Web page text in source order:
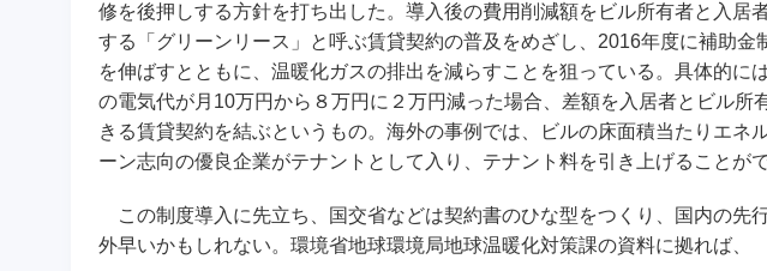
修を後押しする方針を打ち出した。導入後の費用削減額をビル所有者と入居
する「グリーンリース」と呼ぶ賃貸契約の普及をめざし、2016年度に補助
を伸ばすとともに、温暖化ガスの排出を減らすことを狙っている。具体的に
の電気代が月10万円から８万円に２万円減った場合、差額を入居者とビル所
きる賃貸契約を結ぶというもの。海外の事例では、ビルの床面積当たりエネ
ーン志向の優良企業がテナントとして入り、テナント料を引き上げることが
この制度導入に先立ち、国交省などは契約書のひな型をつくり、国内の先
外早いかもしれない。環境省地球環境局地球温暖化対策課の資料に拠れば、